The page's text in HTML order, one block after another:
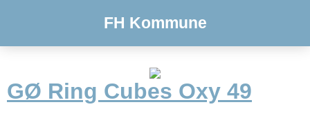
FH Kommune
GØ Ring Cubes Oxy 49